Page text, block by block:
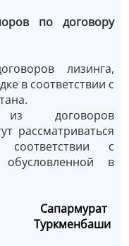
по договору
лизинга,
в соответствии с
договоров
рассматриваться
с
обусловленной в